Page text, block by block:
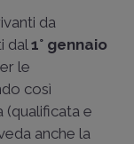
da
dal1° gennaio
le
così
(qualificata e
anche la